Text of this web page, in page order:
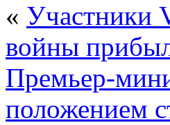
« Участники
войны
Премьер-
положением